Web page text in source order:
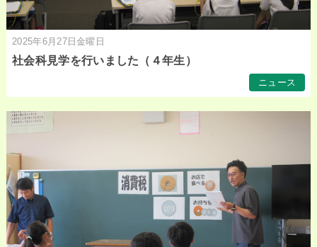
2025年6月27日金曜日
社会科見学を行いました（４年生）
ニュース